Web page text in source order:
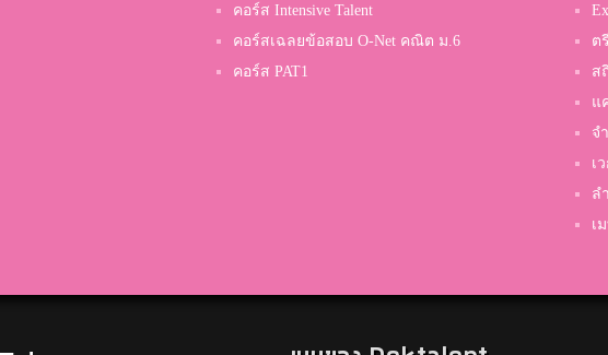
คอร์ส Intensive Talent
คอร์สเฉลยข้อสอบ O-Net คณิต ม.6
คอร์ส PAT1
ต
ส
แ
จ
เ
ล
เ